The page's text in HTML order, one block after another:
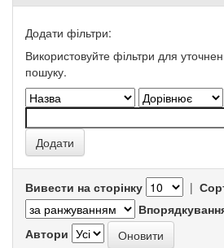
Додати фільтри:
Використовуйте фільтри для
пошуку.
Вивести на сторінку |
Автори